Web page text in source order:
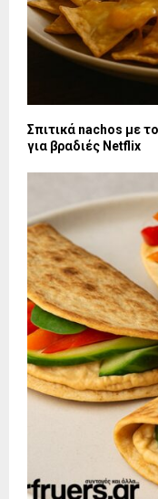
Σπιτικά nachos με
για βραδιές Netflix